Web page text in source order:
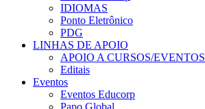
IDIOMAS
Ponto Eletrônico
PDG
LINHAS DE APOIO
APOIO A CURSOS/EVENTOS
Editais
Eventos
Eventos Educorp
Papo Global